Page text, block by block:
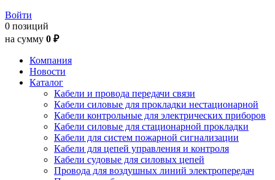
Войти
0 позиций
на сумму 0 ₽
Компания
Новости
Каталог
Кабели и провода передачи связи
Кабели силовые для прокладки нестационарной
Кабели контрольные для электрических приборов
Кабели силовые для стационарной прокладки
Кабели для систем пожарной сигнализации
Кабели для цепей управления и контроля
Кабели судовые для силовых цепей
Провода для воздушных линий электропередач